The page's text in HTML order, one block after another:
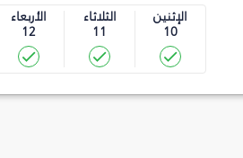
الإثنين
10
الثلاثاء
11
الأربعاء
12